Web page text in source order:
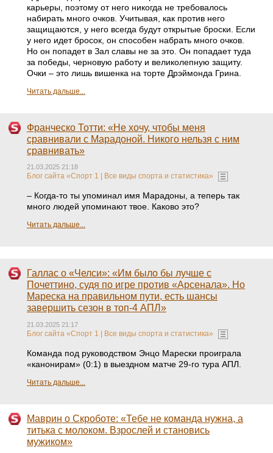
карьеры, поэтому от него никогда не требовалось
набирать много очков. Учитывая, как против него
защищаются, у него всегда будут открытые броски. Если
у него идет бросок, он способен набрать много очков.
Но он попадет в Зал славы не за это. Он попадает туда
за победы, черновую работу и великолепную защиту.
Очки – это лишь вишенка на торте Дрэймонда Грина.
Читать дальше...
Франческо Тотти: «Не хочу, чтобы меня
сравнивали с Марадоной. Никого нельзя с ним
сравнивать»
21.03.2025 21:18
Блог сайта «Спорт 1 | Все виды спорта и статистика»
– Когда-то ты упоминал имя Марадоны, а теперь так
много людей упоминают твое. Каково это?
Читать дальше...
Галлас о «Челси»: «Им было бы лучше с
Почеттино, судя по игре против «Арсенала». Но
Мареска на правильном пути, есть шансы
завершить сезон в топ-4 АПЛ»
21.03.2025 21:17
Блог сайта «Спорт 1 | Все виды спорта и статистика»
Команда под руководством Энцо Марески проиграла
«канонирам» (0:1) в выездном матче 29-го тура АПЛ.
Читать дальше...
Маврин о Скроботе: «Тебе не команда нужна, а
титька с молоком. Взрослей и становись
мужиком»